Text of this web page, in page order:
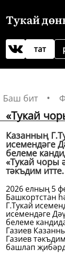
Тукай
тат
Баш бит
«Тукай
Казанның
исемендәге
белеме
«Тукай чоры
тәкъдим итте.
2026 елның 5
Башкортстан
Г.Тукай
исемендәге
белеме
Газиев
Газиев
башлап